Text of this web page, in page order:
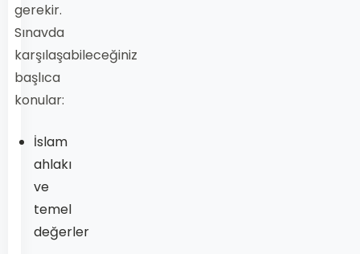
gerekir.
Sınavda
karşılaşabileceğiniz
başlıca
konular:
İslam
ahlakı
ve
temel
değerler